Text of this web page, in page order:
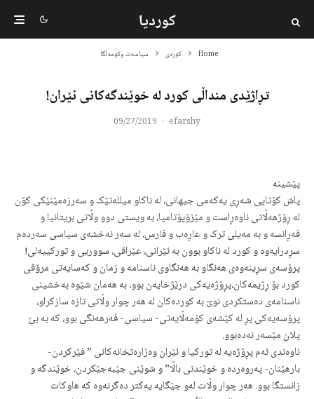
کوردیا
Home کوردی سیاسەت وکومەڵگا
تڕاژێدی منداڵی کورد لە خوێندگەکانی ئێران!
efarshy
·
09/27/2019
پێشینە
پاش کۆتایی شەڕی یەکەمی جیهانی، لە ناکاو میللەتێک و سەرزەمێنێکی کۆن
لە ڕۆژهەڵاتی ناوەڕاست و مێزۆپۆتامیا، بە ویستی دوو وڵاتی بریتانیا و
فەڕانسە و بە مەیلی ترک و عاڕەب و فارس، لە سەر نەخشەی سیاسی سەردەم
سڕدرایەوە و کورد لە ناکاو بوون بە ئێرانی، عێراقی، سووریی و تورکییەلی!
پرۆسەی سڕینەوەی هەنگاو بە هەنگاوی ناسنامە و زمان و کەسایەتی مرۆڤی
کورد بۆ ڕژیمەکان،پڕۆژەیەکی درێژخایەن بوو، بە هەمان شێوە بەخشینی
ناسنامەی دەستکردی نوێ بە کوردەکان لە هەر چوار وڵاتی تازە سازکراو،
پرۆسەیەکی پڕ لە کێشەی کۆمەڵایەتی- سیاسی- فەرهەنگی بوو، کە بە بێ
پلان مێسەر نەدەبوو.
ناوەندی ئەم پڕۆژەیە لە تورکیا و ئێران وەزارەتخانەکانی ” فێرکردن-
بارهێنان- پەروەردە و خوێندنی باڵا” و شوێنی جێبەجێکردن، خوێندگە و
زانستگا بوو. هەر چوار وڵات لەو جێگایە یەکتر دەگرنەوە کە هاوکات